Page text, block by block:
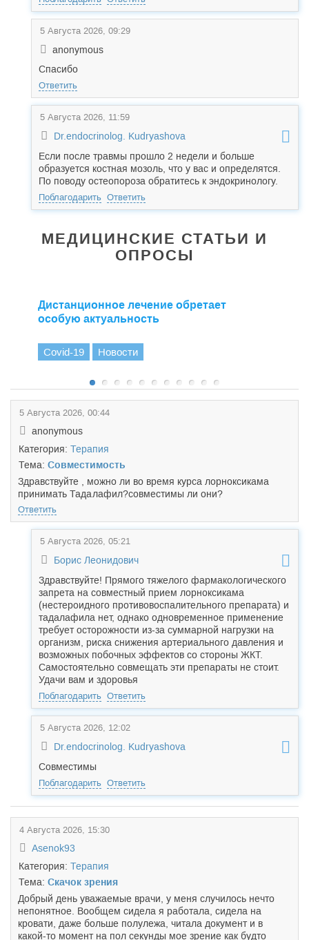
5 Августа 2026, 09:29
anonymous
Спасибо
Ответить
5 Августа 2026, 11:59
Dr.endocrinolog. Kudryashova
Если после травмы прошло 2 недели и больше
образуется костная мозоль, что у вас и определятся.
По поводу остеопороза обратитесь к эндокринологу.
Поблагодарить Ответить
МЕДИЦИНСКИЕ СТАТЬИ И
ОПРОСЫ
Дистанционное лечение обретает
особую актуальность
Covid-19 Новости
5 Августа 2026, 00:44
anonymous
Категория: Терапия
Тема: Совместимость
Здравствуйте , можно ли во время курса лорноксикама
принимать Тадалафил?совместимы ли они?
Ответить
5 Августа 2026, 05:21
Борис Леонидович
Здравствуйте! Прямого тяжелого фармакологического
запрета на совместный прием лорноксикама
(нестероидного противовоспалительного препарата) и
тадалафила нет, однако одновременное применение
требует осторожности из-за суммарной нагрузки на
организм, риска снижения артериального давления и
возможных побочных эффектов со стороны ЖКТ.
Самостоятельно совмещать эти препараты не стоит.
Удачи вам и здоровья
Поблагодарить Ответить
5 Августа 2026, 12:02
Dr.endocrinolog. Kudryashova
Совместимы
Поблагодарить Ответить
4 Августа 2026, 15:30
Asenok93
Категория: Терапия
Тема: Скачок зрения
Добрый день уважаемые врачи, у меня случилось нечто
непонятное. Вообщем сидела я работала, сидела на
кровати, даже больше полулежа, читала документ и в
какой-то момент на пол секунды мое зрение как будто